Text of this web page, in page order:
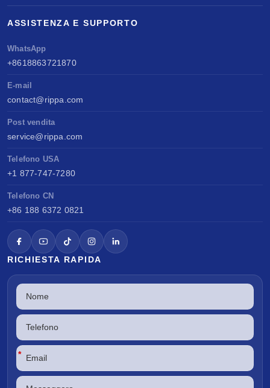
ASSISTENZA E SUPPORTO
WhatsApp
+8618863721870
E-mail
contact@rippa.com
Post vendita
service@rippa.com
Telefono USA
+1 877-747-7280
Telefono CN
+86 188 6372 0821
RICHIESTA RAPIDA
*